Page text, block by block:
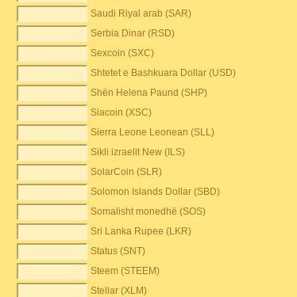
Saudi Riyal arab (SAR)
Serbia Dinar (RSD)
Sexcoin (SXC)
Shtetet e Bashkuara Dollar (USD)
Shën Helena Paund (SHP)
Siacoin (XSC)
Sierra Leone Leonean (SLL)
Sikli izraelit New (ILS)
SolarCoin (SLR)
Solomon Islands Dollar (SBD)
Somalisht monedhë (SOS)
Sri Lanka Rupee (LKR)
Status (SNT)
Steem (STEEM)
Stellar (XLM)